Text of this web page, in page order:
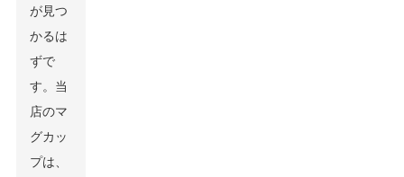
が見つ
かるは
ずで
す。当
店のマ
グカッ
プは、